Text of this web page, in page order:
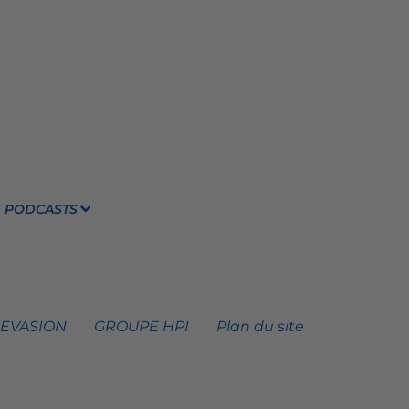
PODCASTS
GROUPE HPI Plan du site